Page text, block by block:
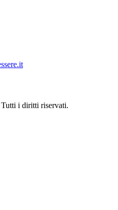
Tutti i diritti riservati.